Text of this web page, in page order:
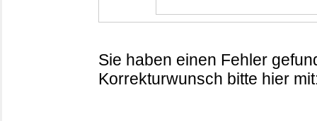
Sie haben einen Fehler
Korrekturwunsch bitte hier